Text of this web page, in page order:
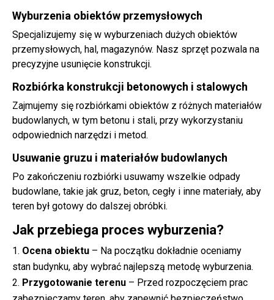
Wyburzenia obiektów przemysłowych
Specjalizujemy się w wyburzeniach dużych obiektów
przemysłowych, hal, magazynów. Nasz sprzęt pozwala na
precyzyjne usunięcie konstrukcji.
Rozbiórka konstrukcji betonowych i stalowych
Zajmujemy się rozbiórkami obiektów z różnych materiałów
budowlanych, w tym betonu i stali, przy wykorzystaniu
odpowiednich narzędzi i metod.
Usuwanie gruzu i materiałów budowlanych
Po zakończeniu rozbiórki usuwamy wszelkie odpady
budowlane, takie jak gruz, beton, cegły i inne materiały, aby
teren był gotowy do dalszej obróbki.
Jak przebiega proces wyburzenia?
Ocena obiektu – Na początku dokładnie oceniamy
stan budynku, aby wybrać najlepszą metodę wyburzenia.
Przygotowanie terenu – Przed rozpoczęciem prac